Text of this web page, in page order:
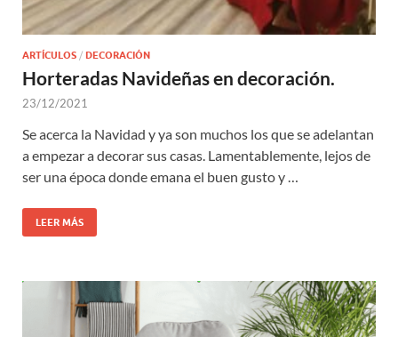
ARTÍCULOS / DECORACIÓN
Horteradas Navideñas en decoración.
23/12/2021
Se acerca la Navidad y ya son muchos los que se adelantan
a empezar a decorar sus casas. Lamentablemente, lejos de
ser una época donde emana el buen gusto y …
LEER MÁS